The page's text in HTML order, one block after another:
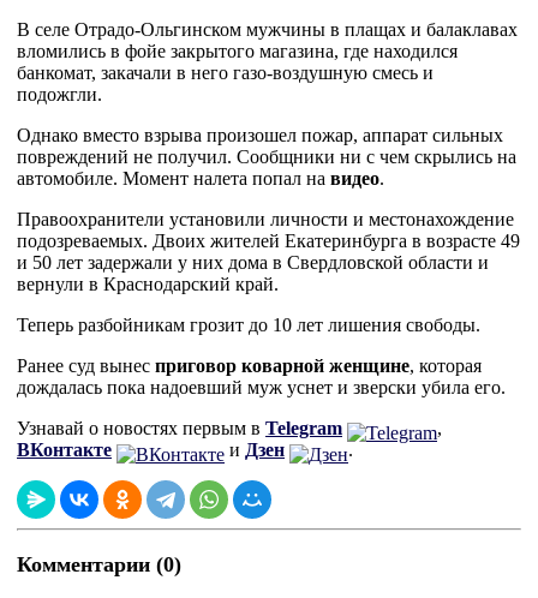
В селе Отрадо-Ольгинском мужчины в плащах и балаклавах
вломились в фойе закрытого магазина, где находился
банкомат, закачали в него газо-воздушную смесь и
подожгли.
Однако вместо взрыва произошел пожар, аппарат сильных
повреждений не получил. Сообщники ни с чем скрылись на
автомобиле. Момент налета попал на видео.
Правоохранители установили личности и местонахождение
подозреваемых. Двоих жителей Екатеринбурга в возрасте 49
и 50 лет задержали у них дома в Свердловской области и
вернули в Краснодарский край.
Теперь разбойникам грозит до 10 лет лишения свободы.
Ранее суд вынес приговор коварной женщине, которая
дождалась пока надоевший муж уснет и зверски убила его.
Узнавай о новостях первым в Telegram
,
ВКонтакте
и Дзен .
Комментарии (0)